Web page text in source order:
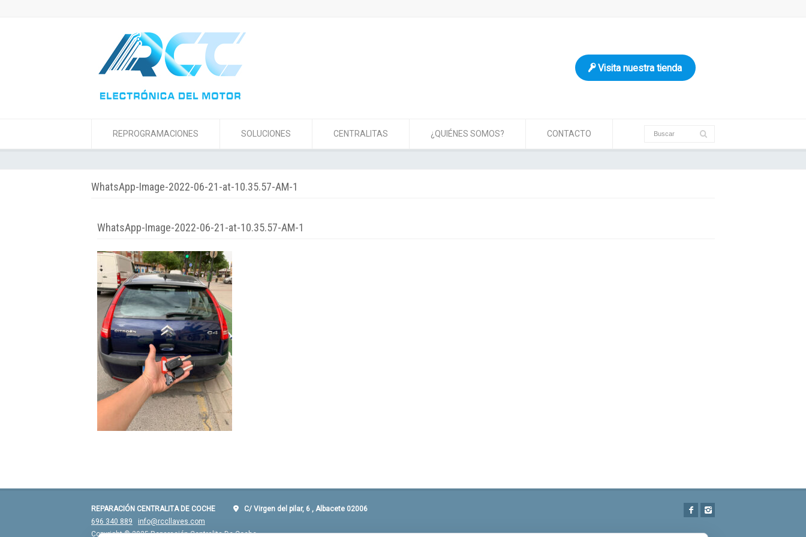
Visita nuestra tienda
REPROGRAMACIONES SOLUCIONES CENTRALITAS ¿QUIÉNES SOMOS? CONTACTO
WhatsApp-Image-2022-06-21-at-10.35.57-AM-1
WhatsApp-Image-2022-06-21-at-10.35.57-AM-1
REPARACIÓN CENTRALITA DE COCHE
C/ Virgen del pilar, 6 , Albacete 02006
696 340 889
info@rccllaves.com
Copyright © 2025 Reparación Centralita De Coche